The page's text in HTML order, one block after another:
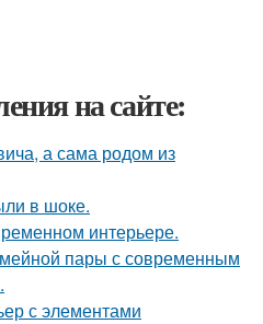
на сайте:
а сама родом из
в шоке.
интерьере.
пары с современным
с элементами